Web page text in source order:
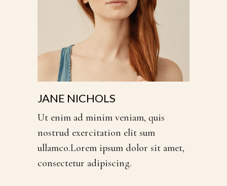
JANE NICHOLS
Ut enim ad minim veniam, quis
nostrud exercitation elit sum
ullamco.Lorem ipsum dolor sit amet,
consectetur adipiscing.